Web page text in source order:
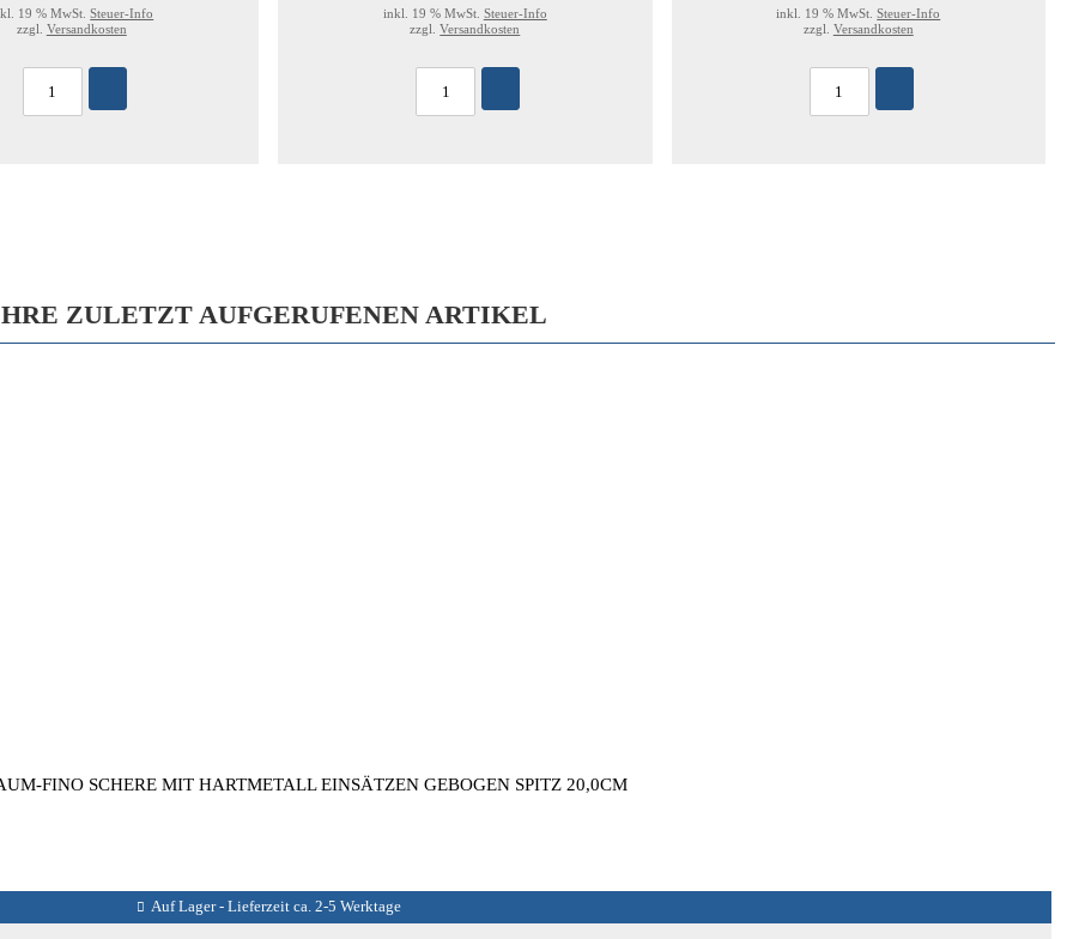
19 % MwSt.Steuer-Info
zzgl. Versandkosten
inkl. 19 % MwSt. Steuer-Info
zzgl.Versandkosten
inkl. 19 % MwSt.Steuer-Info
zzgl. Versandkosten
ZULETZT AUFGERUFENEN ARTIKEL
FINO SCHERE MIT HARTMETALL EINSÄTZEN GEBOGEN SPITZ 20,0CM
Auf Lager - Lieferzeit ca. 2-5 Werktage